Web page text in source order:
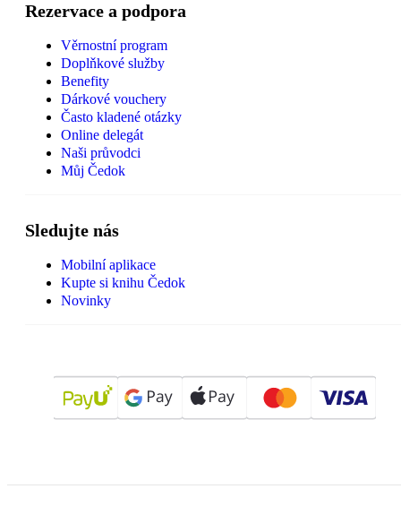
Rezervace a podpora
Věrnostní program
Doplňkové služby
Benefity
Dárkové vouchery
Často kladené otázky
Online delegát
Naši průvodci
Můj Čedok
Sledujte nás
Mobilní aplikace
Kupte si knihu Čedok
Novinky